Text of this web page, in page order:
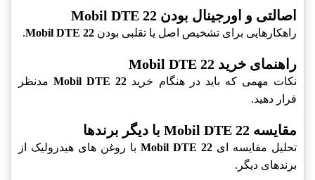
اصالتی و اورجینال بودن Mobil DTE 22
راهکارهایی برای تشخیص اصل یا تقلبی بودن Mobil DTE 22
.
راهنمای خرید Mobil DTE 22
نکات مهمی که باید در هنگام خرید Mobil DTE 22مدنظر
قرار دهید.
مقایسه Mobil DTE 22 با دیگر برندها
تحلیل مقایسه ای Mobil DTE 22 با روغن های هیدرولیک از
برندهای دیگر.